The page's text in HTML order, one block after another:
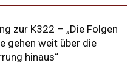
zur K322 – „Die Folgen
gehen weit über die
hinaus“